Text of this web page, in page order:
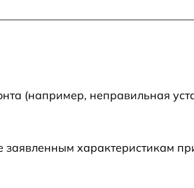
(например, неправильная
заявленным характеристикам